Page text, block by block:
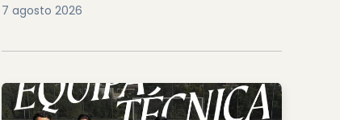
7 agosto 2026